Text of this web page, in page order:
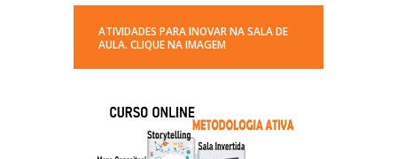
ATIVIDADES PARA INOVAR NA SALA DE
AULA. CLIQUE NA IMAGEM